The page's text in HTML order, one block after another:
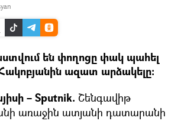
են փողոցը փակ պահել
ազատ արձակելը։
– Sputnik. Շենգավիթ
առաջին ատյանի դատարանի